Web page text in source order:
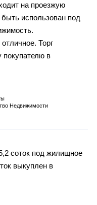
на проезжую
использован под
Торг
покупателю в
Недвижимости
соток под жилищное
выкуплен в